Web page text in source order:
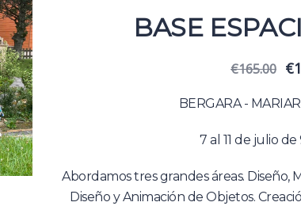
BASE
€165.00 El
€
BERGARA -
7 al 11 de julio de
Abordamos tres grandes áreas. Diseño,
Diseño y Animación de Objetos.